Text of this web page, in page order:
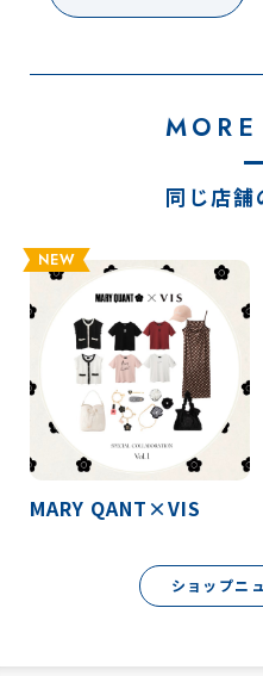
同じ店舗
NEW
MARY QANT×VIS
ショップニ